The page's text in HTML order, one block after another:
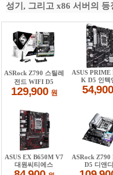
성기, 그리고 x86 서버의